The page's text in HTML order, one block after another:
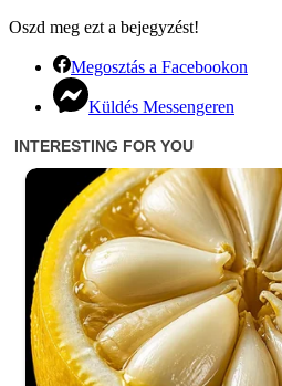
Oszd meg ezt a bejegyzést!
Megosztás a Facebookon
Küldés Messengeren